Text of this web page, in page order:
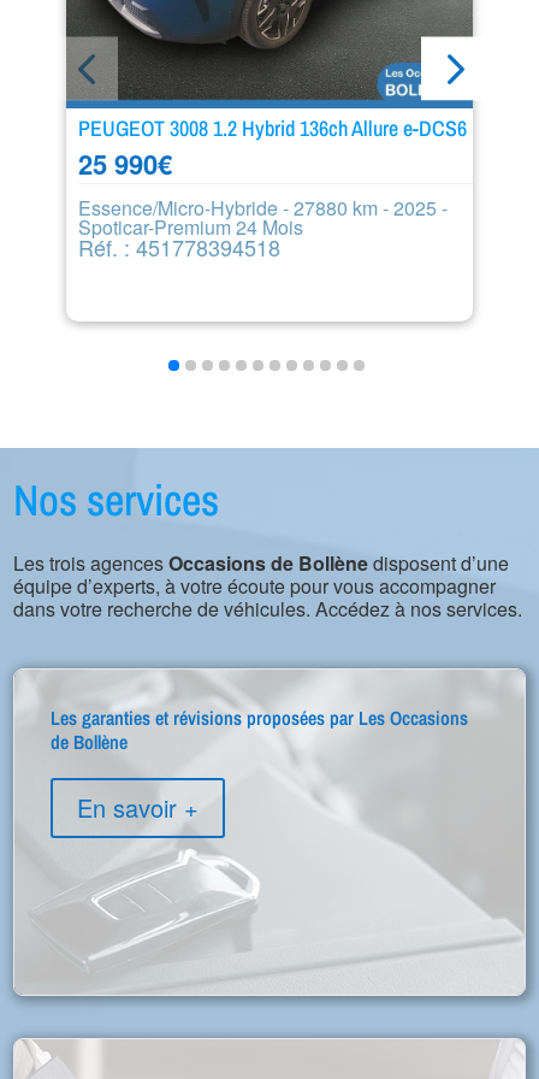
PEUGEOT 3008 1.2 Hybrid 136ch Allure e-DCS6
25 990€
Essence/Micro-Hybride - 27880 km - 2025 -
Spoticar-Premium 24 Mois
Réf. : 451778394518
Nos services
Les trois agencesOccasions de Bollènedisposent d’une
équipe d’experts, à votre écoute pour vous accompagner
dans votre recherche de véhicules. Accédez à nos services.
Les garanties et révisions proposées par Les Occasions
de Bollène
En savoir +